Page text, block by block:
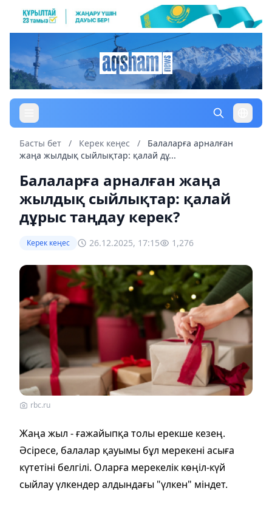
Басты бет / Керек кеңес /
Балаларға арналған
жаңа жылдық сыйлықтар: қалай дұ...
Балаларға арналған жаңа
жылдық сыйлықтар: қалай
дұрыс таңдау керек?
Керек кеңес 26.12.2025, 17:15 1,276
rbc.ru
Жаңа жыл - ғажайыпқа толы ерекше кезең.
Әсіресе, балалар қауымы бұл мерекені асыға
күтетіні белгілі. Оларға мерекелік көңіл-күй
сыйлау үлкендер алдындағы "үлкен" міндет.